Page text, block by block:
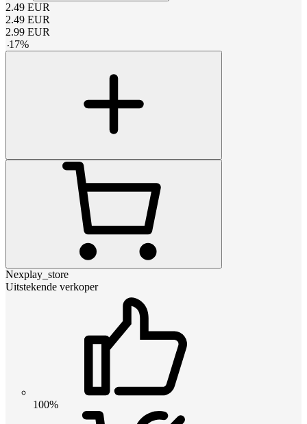
2.49 EUR
2.49 EUR
2.99 EUR
-17%
Nexplay_store
Uitstekende verkoper
100%